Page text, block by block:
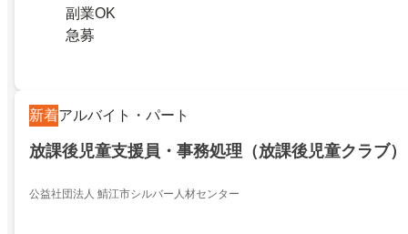
副業OK
急募
新着アルバイト・パート
放課後児童支援員・事務処理（放課後児童クラブ）
公益社団法人 鯖江市シルバー人材センター